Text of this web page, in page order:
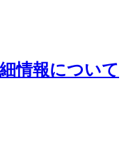
情報について